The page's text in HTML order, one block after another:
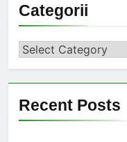
Categorii
Categorii
Recent Posts